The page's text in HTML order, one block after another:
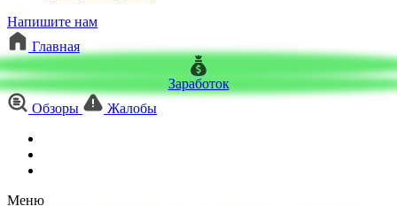
Напишите нам
Главная
Заработок
Обзоры
Жалобы
Меню